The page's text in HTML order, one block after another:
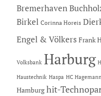
Bremerhaven
Birkel Corinna Horeis
Engel & Völkers Frank
Volksbank Harburg
Haustechnik Haspa HC Hagemann
Hamburg hit-